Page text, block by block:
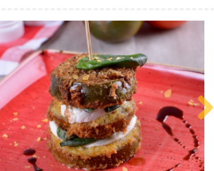
Next